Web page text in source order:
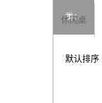
类：
休闲桌
默认排序